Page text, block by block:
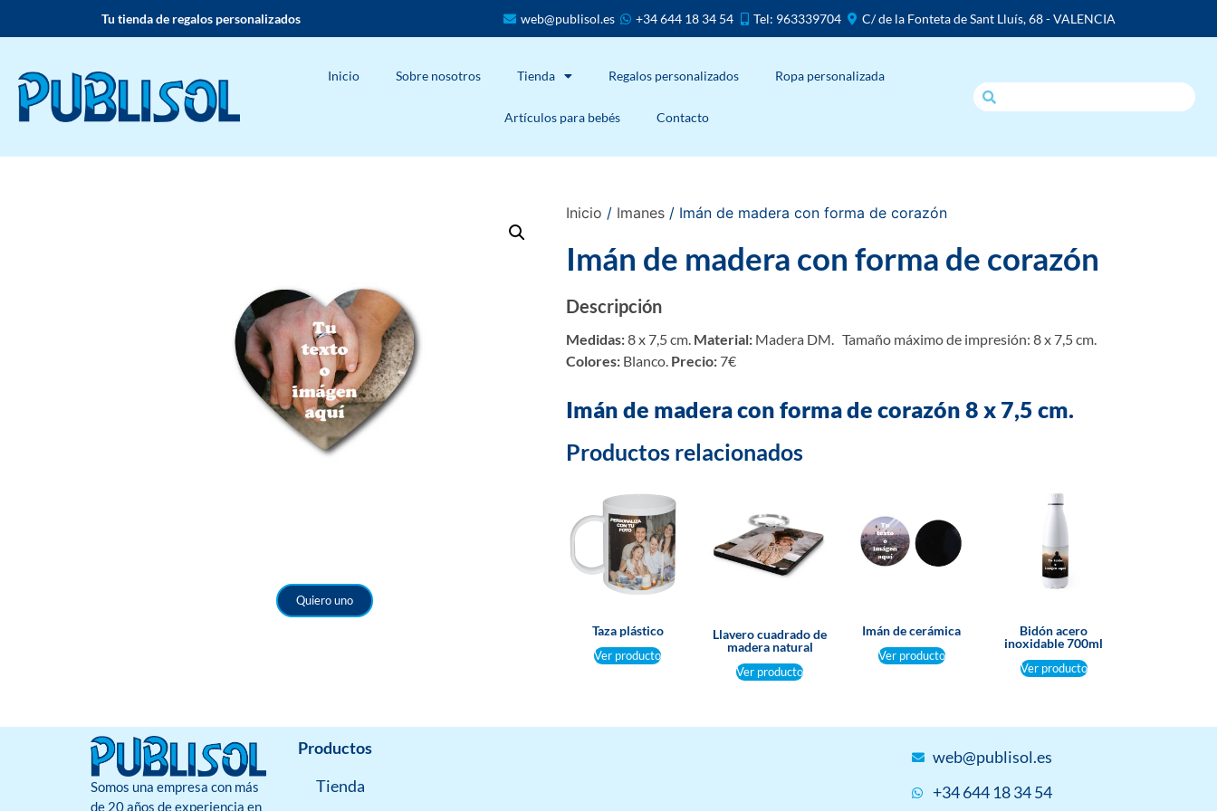
Tu tienda de regalos personalizados web@publisol.es +34 644 18 34 54 Tel: 963339704 C/ de la Fonteta de Sant Lluís, 68 - VALENCIA
Inicio Sobre nosotros Tienda Regalos personalizados Ropa personalizada
Artículos para bebés Contacto
Quiero uno
Inicio / Imanes / Imán de madera con forma de corazón
Imán de madera con forma de corazón
Descripción
Medidas:8 x 7,5 cm. Material: Madera DM. Tamaño máximo de impresión: 8 x 7,5 cm.
Colores: Blanco. Precio: 7€
Imán de madera con forma de corazón 8 x 7,5 cm.
Productos relacionados
Taza plástico
Ver producto
Llavero cuadrado de
madera natural
Ver producto
Imán de cerámica
Ver producto
Bidón acero
inoxidable 700ml
Ver producto
Somos una empresa con más
de 20 años de experiencia en
Productos
Tienda
web@publisol.es
+34 644 18 34 54